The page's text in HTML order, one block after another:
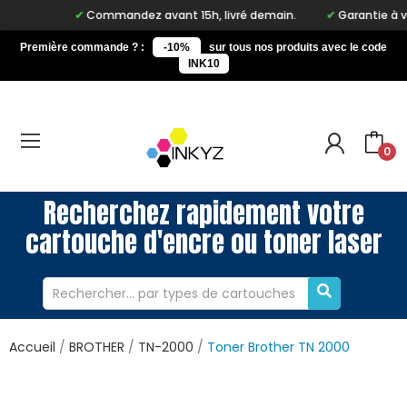
Commandez avant 15h, livré demain. Garantie à vie
Première commande ? : -10%
sur tous nos produits avec le code
INK10
0
Recherchez rapidement votre
cartouche d'encre ou toner laser
Accueil BROTHER TN-2000 Toner Brother TN 2000